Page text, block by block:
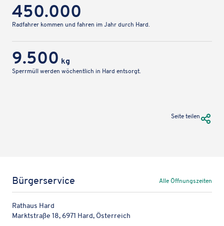
450.000
Radfah­rer kommen und fahren im Jahr durch Hard.
9.500 kg
Sperr­müll werden wöchent­lich in Hard entsorgt.
Seite teilen URL
Bürgerservice Alle Öffnungszeiten
Rathaus Hard
Marktstraße 18, 6971 Hard, Österreich